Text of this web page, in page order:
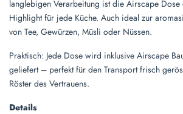
langlebigen Verarbeitung ist die Airscape Dose
Highlight für jede Küche. Auch ideal zur
von Tee, Gewürzen, Müsli oder Nüssen.
Praktisch: Jede Dose wird inklusive Airscape
geliefert – perfekt für den Transport frisch
Röster des Vertrauens.
Details